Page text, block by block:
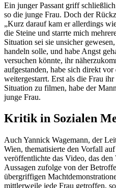
Ein junger Passant griff
so die junge Frau. Doch der
„Kurz darauf kam er allerdings
die Steine und starrte mich
Situation sei sie unsicher
handeln solle, und habe Angst
versuchen könnte, ihr
aufgestanden, habe sich direkt
weitergestarrt. Erst als die Frau
Situation zu filmen, habe der
junge Frau.
Kritik in Sozialen
Auch Yannick Wagemann, der
Wien, thematisierte den Vorfall
veröffentlichte das Video, das
Aussagen zufolge von der
übergriffigen
mittlerweile jede Frau getroffen,